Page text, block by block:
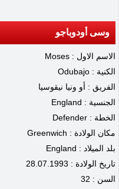
وسى أودوباجو
الاسم الاول : Moses
الكنية : Odubajo
الفريق : أو ونيا نيقوسيا
الجنسية : England
الخطة : Defender
مكان الولادة : Greenwich
بلد الميلاد : England
تاريخ الولادة : 28.07.1993
السن : 32